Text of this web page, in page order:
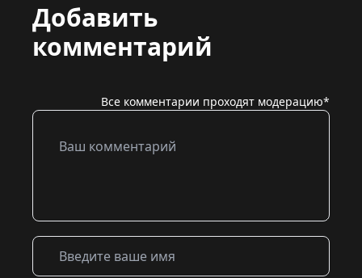
Добавить
комментарий
Все комментарии проходят модерацию*